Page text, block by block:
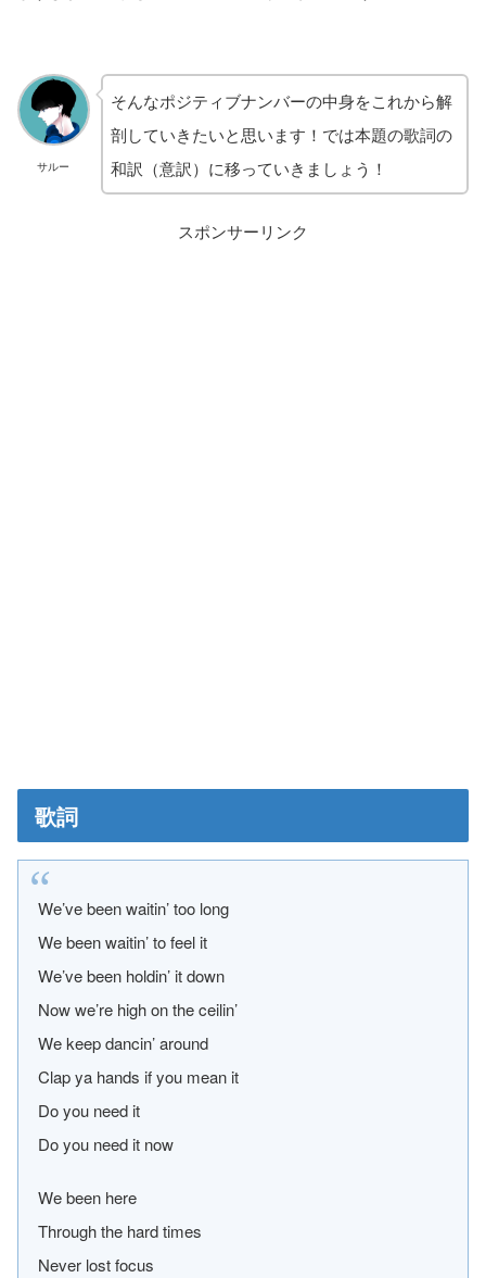
サルー
そんなポジティブナンバーの中身をこれから解
剖していきたいと思います！では本題の歌詞の
和訳（意訳）に移っていきましょう！
スポンサーリンク
歌詞
We’ve been waitin’ too long
We been waitin’ to feel it
We’ve been holdin’ it down
Now we’re high on the ceilin’
We keep dancin’ around
Clap ya hands if you mean it
Do you need it
Do you need it now
We been here
Through the hard times
Never lost focus